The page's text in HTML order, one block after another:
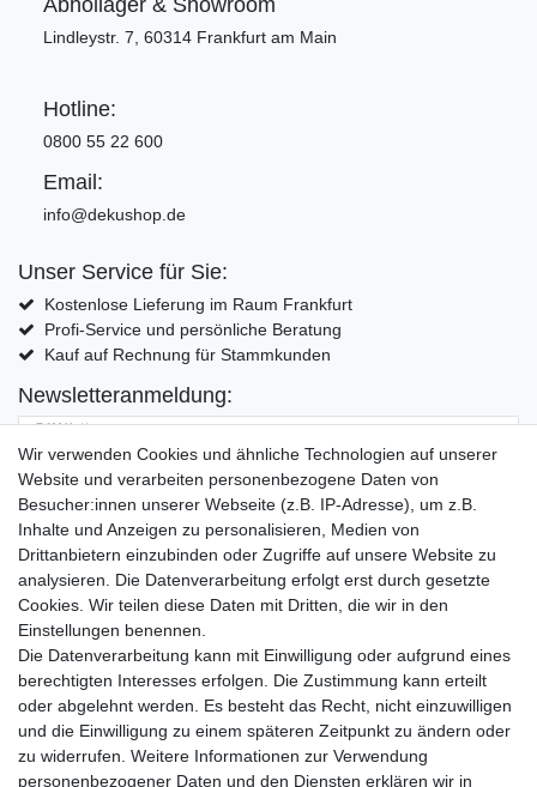
Abhollager & Showroom
Lindleystr. 7, 60314 Frankfurt am Main
Hotline:
0800 55 22 600
Email:
info@dekushop.de
Unser Service für Sie:
Kostenlose Lieferung im Raum Frankfurt
Profi-Service und persönliche Beratung
Kauf auf Rechnung für Stammkunden
Newsletteranmeldung:
E-MAIL **
Hiermit bestätige ich, dass ich die Daten­schutz­erklärung
Einwilligung kann ich jederzeit widerrufen.**
Abonnieren
** Hierbei handelt es sich um ein Pflichtfeld.
Widerrufs­recht Widerrufs­formular Impressum
Daten­schutz­erklärung AGB Kontakt
Wir verwenden Cookies und ähnliche Technologien auf unserer
Website und verarbeiten personenbezogene Daten von
Besucher:innen unserer Webseite (z.B. IP-Adresse), um z.B.
Inhalte und Anzeigen zu personalisieren, Medien von
Drittanbietern einzubinden oder Zugriffe auf unsere Website zu
analysieren. Die Datenverarbeitung erfolgt erst durch gesetzte
Cookies. Wir teilen diese Daten mit Dritten, die wir in den
Einstellungen benennen.
Die Datenverarbeitung kann mit Einwilligung oder aufgrund eines
berechtigten Interesses erfolgen. Die Zustimmung kann erteilt
oder abgelehnt werden. Es besteht das Recht, nicht einzuwilligen
und die Einwilligung zu einem späteren Zeitpunkt zu ändern oder
zu widerrufen. Weitere Informationen zur Verwendung
personenbezogener Daten und den Diensten erklären wir in